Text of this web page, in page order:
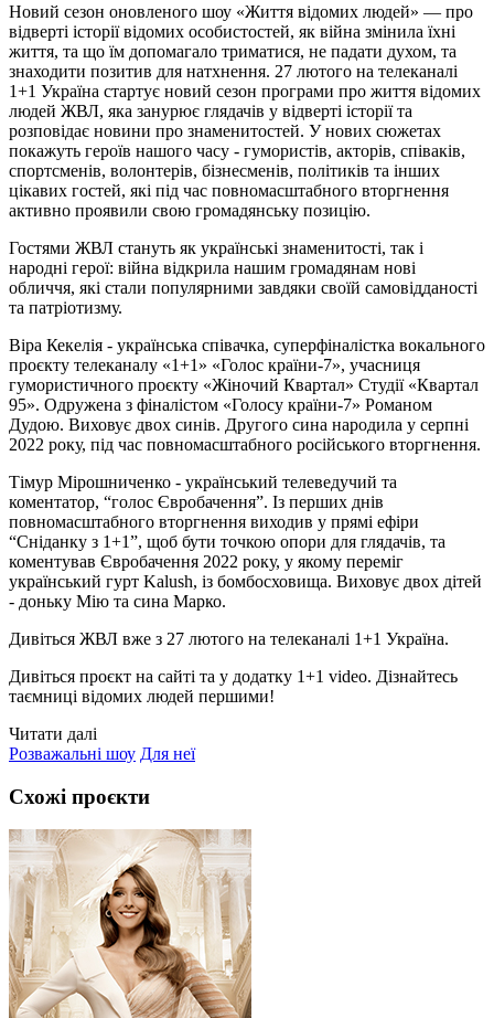
Новий сезон оновленого шоу «Життя відомих людей» — про
відверті історії відомих особистостей, як війна змінила їхні
життя, та що їм допомагало триматися, не падати духом, та
знаходити позитив для натхнення. 27 лютого на телеканалі
1+1 Україна стартує новий сезон програми про життя відомих
людей ЖВЛ, яка занурює глядачів у відверті історії та
розповідає новини про знаменитостей. У нових сюжетах
покажуть героїв нашого часу - гумористів, акторів, співаків,
спортсменів, волонтерів, бізнесменів, політиків та інших
цікавих гостей, які під час повномасштабного вторгнення
активно проявили свою громадянську позицію.
Гостями ЖВЛ стануть як українські знаменитості, так і
народні герої: війна відкрила нашим громадянам нові
обличчя, які стали популярними завдяки своїй самовідданості
та патріотизму.
Віра Кекелія - українська співачка, суперфіналістка вокального
проєкту телеканалу «1+1» «Голос країни-7», учасниця
гумористичного проєкту «Жіночий Квартал» Студії «Квартал
95». Одружена з фіналістом «Голосу країни-7» Романом
Дудою. Виховує двох синів. Другого сина народила у серпні
2022 року, під час повномасштабного російського вторгнення.
Тімур Мірошниченко - український телеведучий та
коментатор, “голос Євробачення”. Із перших днів
повномасштабного вторгнення виходив у прямі ефіри
“Сніданку з 1+1”, щоб бути точкою опори для глядачів, та
коментував Євробачення 2022 року, у якому переміг
український гурт Kalush, із бомбосховища. Виховує двох дітей
- доньку Мію та сина Марко.
Дивіться ЖВЛ вже з 27 лютого на телеканалі 1+1 Україна.
Дивіться проєкт на сайті та у додатку 1+1 video. Дізнайтесь
таємниці відомих людей першими!
Читати далі
Розважальні шоу Для неї
Схожі проєкти